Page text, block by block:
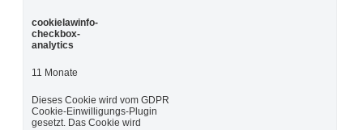
cookielawinfo-
checkbox-
analytics
11 Monate
Dieses Cookie wird vom GDPR
Cookie-Einwilligungs-Plugin
gesetzt. Das Cookie wird